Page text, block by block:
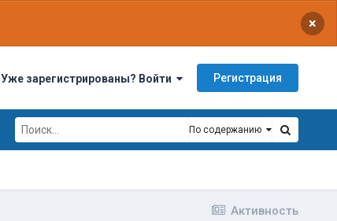
×
Уже зарегистрированы? Войти Регистрация
По содержанию
Активность